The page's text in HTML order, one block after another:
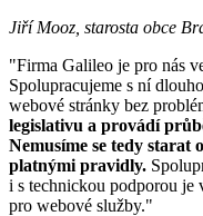
Jiří Mooz, starosta obce
"Firma Galileo je pro nás
Spolupracujeme s ní
webové stránky bez
legislativu a provádí
Nemusíme se tedy starat
platnými pravidly.
i s technickou podporou
pro webové služby."